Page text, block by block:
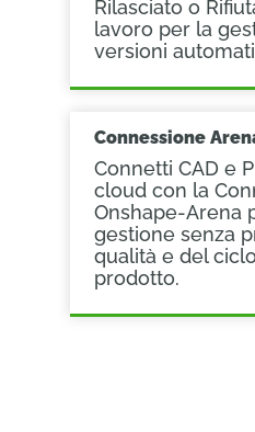
Rilasciato o
lavoro per la
versioni
Connessione
Connetti CAD e
cloud con la
Onshape-Arena
gestione senza
qualità e del
prodotto.